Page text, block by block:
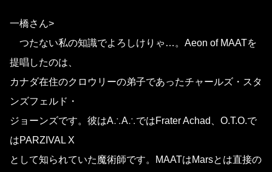
一橋さん>
つたない私の知識でよろしけりゃ…。Aeon of MAATを
提唱したのは、
カナダ在住のクロウリーの弟子であったチャールズ・スタ
ンズフェルド・
ジョーンズです。彼はA∴A∴ではFrater Achad、O.T.O.で
はPARZIVAL X
として知られていた魔術師です。MAATはMarsとは直接の